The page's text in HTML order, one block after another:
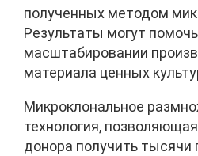
полученных методом
Результаты могут
масштабировании
материала ценных
Микроклональное
технология,
донора получить тысячи